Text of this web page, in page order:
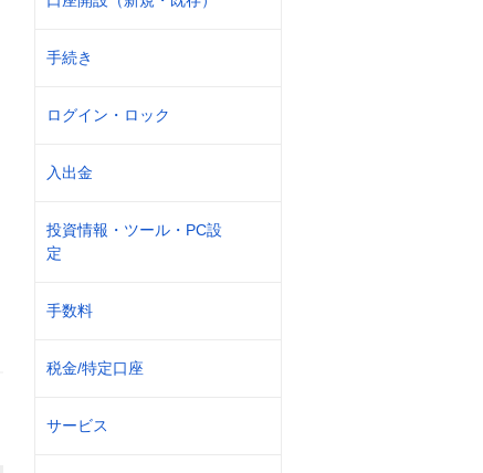
手続き
ログイン・ロック
入出金
投資情報・ツール・PC設
定
手数料
税金/特定口座
サービス